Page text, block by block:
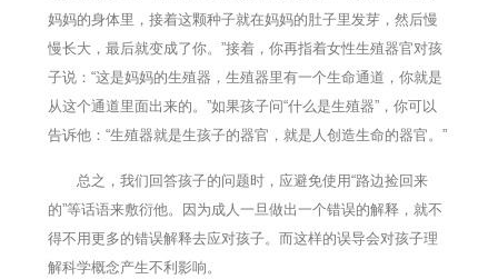
妈妈的身体里，接着这颗种子就在妈妈的肚子里发芽，然后慢
慢长大，最后就变成了你。”接着，你再指着女性生殖器官对孩
子说：“这是妈妈的生殖器，生殖器里有一个生命通道，你就是
从这个通道里面出来的。”如果孩子问“什么是生殖器”，你可以
告诉他：“生殖器就是生孩子的器官，就是人创造生命的器官。”
总之，我们回答孩子的问题时，应避免使用“路边捡回来
的”等话语来敷衍他。因为成人一旦做出一个错误的解释，就不
得不用更多的错误解释去应对孩子。而这样的误导会对孩子理
解科学概念产生不利影响。